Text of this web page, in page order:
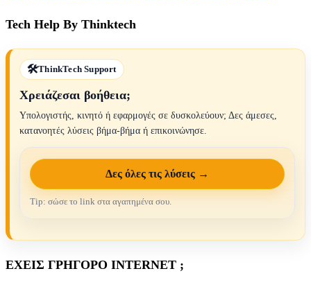
Tech Help By Thinktech
ThinkTech Support
Χρειάζεσαι βοήθεια;
Υπολογιστής, κινητό ή εφαρμογές σε δυσκολεύουν; Δες άμεσες,
κατανοητές λύσεις βήμα-βήμα ή επικοινώνησε.
Δες όλες τις λύσεις →
Tip: σώσε το link στα αγαπημένα σου.
ΕΧΕΙΣ ΓΡΗΓΟΡΟ INTERNET ;